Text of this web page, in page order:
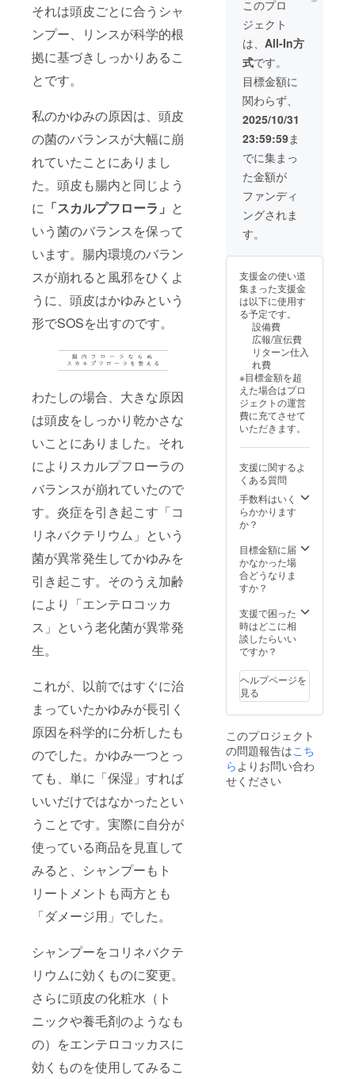
それは頭皮ごとに合うシャ
ンプー、リンスが科学的根
拠に基づきしっかりあるこ
とです。
私のかゆみの原因は、頭皮
の菌のバランスが大幅に崩
れていたことにありまし
た。頭皮も腸内と同じよう
に 「スカルプフローラ」 と
いう菌のバランスを保って
います。腸内環境のバラン
スが崩れると風邪をひくよ
うに、頭皮はかゆみという
形でSOSを出すのです。
わたしの場合、大きな原因
は頭皮をしっかり乾かさな
いことにありました。それ
によりスカルプフローラの
バランスが崩れていたので
す。炎症を引き起こす「コ
リネバクテリウム」という
菌が異常発生してかゆみを
引き起こす。そのうえ加齢
により「エンテロコッカ
ス」という老化菌が異常発
生。
これが、以前ではすぐに治
まっていたかゆみが長引く
原因を科学的に分析したも
のでした。かゆみ一つとっ
ても、単に「保湿」すれば
いいだけではなかったとい
うことです。実際に自分が
使っている商品を見直して
みると、シャンプーもト
リートメントも両方とも
「ダメージ用」でした。
シャンプーをコリネバクテ
リウムに効くものに変更。
さらに頭皮の化粧水（ト
ニックや養毛剤のようなも
の）をエンテロコッカスに
効くものを使用してみるこ
市霞町
4-35 1
階 営業
時間
9:00 -
18:00
で調整
させて
いただ
きま
す。 ※
リター
ンの有
効期限
は2025
年12月
から1年
間で
す。
Dekore
re 兵庫
県西宮
市霞町
4-35 1
9:00 -
18:00
ます。
● ヘア
エステ
髪質改
エステ
では、
水分や
栄養分
を髪の
内部ま
で補給
し、ダ
メージ
を補
修。柔
らかさ
と艶を
触りの
良い美
髪へと
導きま
す。 ●
スパ リ
ラク
ゼー
ション
効果の
高い
ヘッド
スパで
頭皮環
境を整
え、血
行促
進・保
湿・疲
労回復
をサ
と頭皮
を同時
にケア
根元か
ら健や
かさを
実感い
ます。
メール
で調整
させて
いただ
きま
す。 ※
リター
レート
うねり
による
広がり
を抑
え、髪
のボ
リュー
ムをコ
ロー
ル。
真っ直
ぐすぎ
ない、
ナチュ
ラルな
で、柔
らかく
ツヤの
ある質
感を実
現しま
す。 ●
ヘアエ
ステ 髪
質改善
ヘアエ
ステで
は、水
分や栄
養分を
髪の内
部まで
補給
し、ダ
メージ
を補
と艶を
取り戻
し、手
髪へと
導きま
す。 ※
日程は
で調整
させて
いただ
きま
リター
ンの有
効期限
は2025
年12月
に送り
ますの
で、診
断から
結果ま
で数日
かかり
ます。
● カッ
ト 頭皮
検査で
得られ
た情報
をふま
え、髪
の健康
を考慮
を行い
ます。
日常で
扱いや
すく、
根元か
ら美し
く育つ
スタイ
ルをご
提案い
たしま
す。 ●
カラー
髪質改
善を主
たヘア
カラー
をご提
案いた
客様の
お顔の
雰囲気
味の提
案をさ
せてい
ただき
● ヘア
エステ
髪質改
善ヘア
では、
水分や
栄養分
を髪の
内部ま
間は
2025年
12月か
ら1年間
です。
ただき
ます。
※ネット
ワーク
販売ま
たは企
業イ
メージ
が相違
する場
合等、
お断り
させて
いただ
く場合
があり
ます。
いただ
合は返
金対応
いたし
ます。
※掲載期
間は
2025年
ら1年間
です。
です。
これか
ら髪質
改善サ
ロンを
立ち上
げたい
方、ま
たは導
入を検
討して
いる方
向けの
基礎講
座で
す。経
営と施
ら、成
めに欠
かせな
いポイ
ントを
学んで
いただ
けま
リキュ
ラム内
容 髪質
改善の
基本理
論 髪質
ニュー
の導入
手順や
メ
ニュー
業資
金・ラ
ンニン
グコス
礎知識
※その
他、別
途ご相
ご質問
にお答
えいた
します
インで
の実施
も可能
です。
※日程は
このプロ
ジェクト
は、 All-In方
式です。
目標金額に
関わらず、
2025/10/31
23:59:59ま
でに集まっ
た金額が
ファンディ
ングされま
す。
支援金の使い道
集まった支援金
は以下に使用す
る予定です。
設備費
広報/宣伝費
リターン仕入
れ費
※目標金額を超
えた場合はプロ
ジェクトの運営
費に充てさせて
いただきます。
支援に関するよ
くある質問
手数料はいく
らかかります
か？
目標金額に届
かなかった場
合どうなりま
すか？
支援で困った
時はどこに相
談したらいい
ですか？
ヘルプページを
見る
このプロジェクト
の問題報告はこち
ら よりお問い合わ
せください